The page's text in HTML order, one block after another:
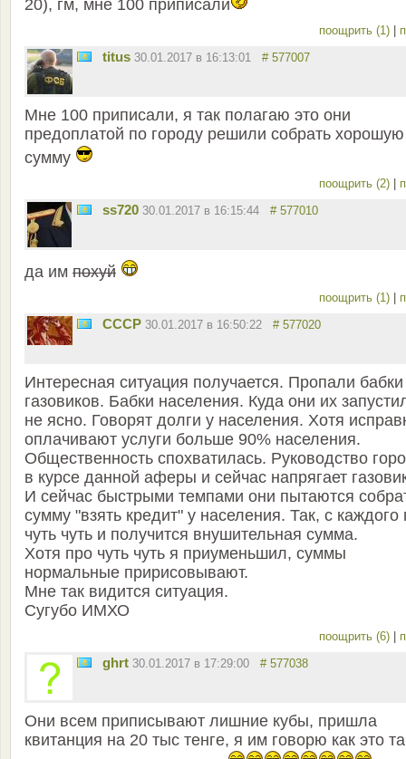
20), гм, мне 100 приписали
поощрить (1) |
titus 30.01.2017 в 16:13:01 # 577007
Мне 100 приписали, я так полагаю это они
предоплатой по городу решили собрать хорошую
сумму
поощрить (2) |
ss720 30.01.2017 в 16:15:44 # 577010
да им похуй
поощрить (1) |
СССР 30.01.2017 в 16:50:22 # 577020
Интересная ситуация получается. Пропали бабки
газовиков. Бабки населения. Куда они их
не ясно. Говорят долги у населения. Хотя
оплачивают услуги больше 90% населения.
Общественность спохватилась. Руководство
в курсе данной аферы и сейчас напрягает
И сейчас быстрыми темпами они пытаются
сумму "взять кредит" у населения. Так, с каждого
чуть чуть и получится внушительная сумма.
Хотя про чуть чуть я приуменьшил, суммы
нормальные пририсовывают.
Мне так видится ситуация.
Сугубо ИМХО
поощрить (6) |
ghrt 30.01.2017 в 17:29:00 # 577038
Они всем приписывают лишние кубы, пришла
квитанция на 20 тыс тенге, я им говорю как это